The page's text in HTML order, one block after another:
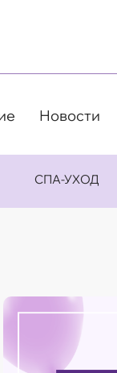
Новости
СПА-УХОД